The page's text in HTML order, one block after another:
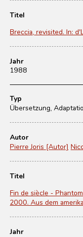
Titel
Breccia, revisited. In:
Jahr
1988
Typ
Übersetzung,
Autor
Pierre Joris [Autor]
Titel
Fin de siècle -
2000. Aus dem
Jahr